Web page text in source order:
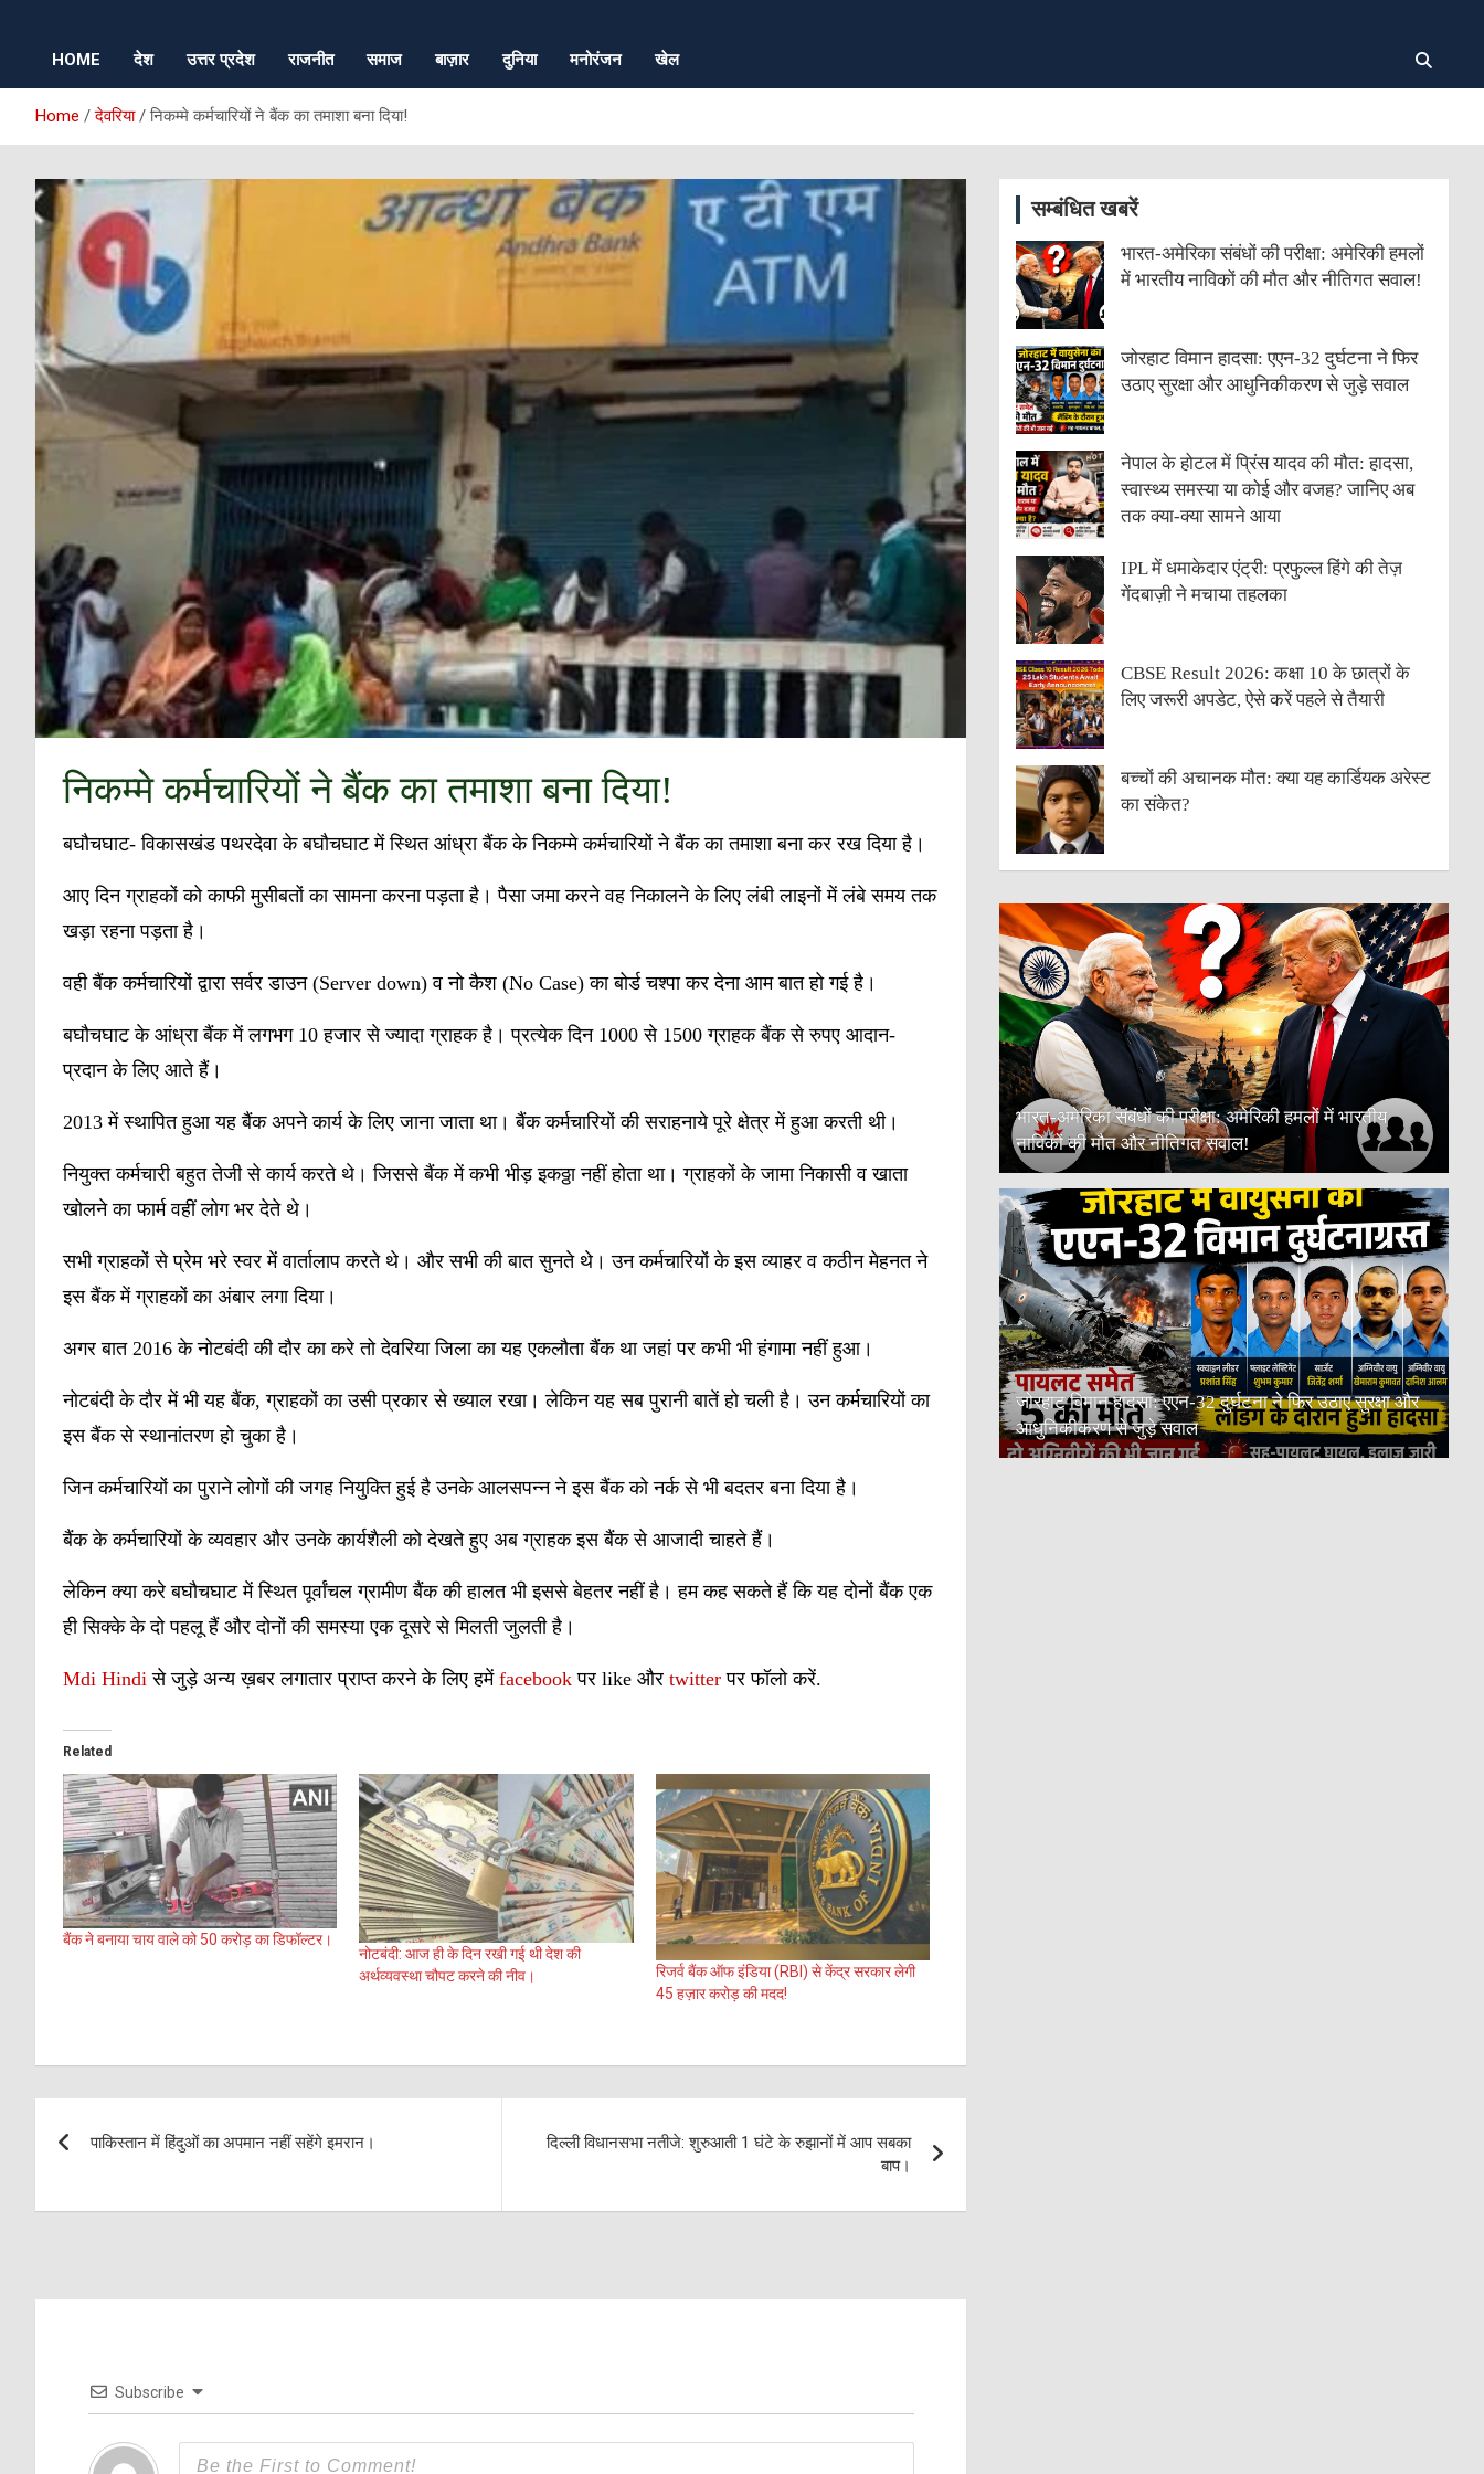
HOME देश उत्तर प्रदेश राजनीत समाज बाज़ार दुनिया मनोरंजन खेल
Home देवरिया निकम्मे कर्मचारियों ने बैंक का तमाशा बना दिया!
निकम्मे कर्मचारियों ने बैंक का तमाशा बना दिया!
बघौचघाट- विकासखंड पथरदेवा के बघौचघाट में स्थित आंध्रा बैंक के निकम्मे कर्मचारियों ने बैंक का तमाशा बना कर रख दिया है।
आए दिन ग्राहकों को काफी मुसीबतों का सामना करना पड़ता है। पैसा जमा करने वह निकालने के लिए लंबी लाइनों में लंबे समय तक
खड़ा रहना पड़ता है।
वही बैंक कर्मचारियों द्वारा सर्वर डाउन (Server down) व नो कैश (No Case) का बोर्ड चश्पा कर देना आम बात हो गई है।
बघौचघाट के आंध्रा बैंक में लगभग 10 हजार से ज्यादा ग्राहक है। प्रत्येक दिन 1000 से 1500 ग्राहक बैंक से रुपए आदान-
प्रदान के लिए आते हैं।
2013 में स्थापित हुआ यह बैंक अपने कार्य के लिए जाना जाता था। बैंक कर्मचारियों की सराहनाये पूरे क्षेत्र में हुआ करती थी।
नियुक्त कर्मचारी बहुत तेजी से कार्य करते थे। जिससे बैंक में कभी भीड़ इकठ्ठा नहीं होता था। ग्राहकों के जामा निकासी व खाता
खोलने का फार्म वहीं लोग भर देते थे।
सभी ग्राहकों से प्रेम भरे स्वर में वार्तालाप करते थे। और सभी की बात सुनते थे। उन कर्मचारियों के इस व्याहर व कठीन मेहनत ने
इस बैंक में ग्राहकों का अंबार लगा दिया।
अगर बात 2016 के नोटबंदी की दौर का करे तो देवरिया जिला का यह एकलौता बैंक था जहां पर कभी भी हंगामा नहीं हुआ।
नोटबंदी के दौर में भी यह बैंक, ग्राहकों का उसी प्रकार से ख्याल रखा। लेकिन यह सब पुरानी बातें हो चली है। उन कर्मचारियों का
इस बैंक से स्थानांतरण हो चुका है।
जिन कर्मचारियों का पुराने लोगों की जगह नियुक्ति हुई है उनके आलसपन्न ने इस बैंक को नर्क से भी बदतर बना दिया है।
बैंक के कर्मचारियों के व्यवहार और उनके कार्यशैली को देखते हुए अब ग्राहक इस बैंक से आजादी चाहते हैं।
लेकिन क्या करे बघौचघाट में स्थित पूर्वांचल ग्रामीण बैंक की हालत भी इससे बेहतर नहीं है। हम कह सकते हैं कि यह दोनों बैंक एक
ही सिक्के के दो पहलू हैं और दोनों की समस्या एक दूसरे से मिलती जुलती है।
Mdi Hindi से जुड़े अन्य ख़बर लगातार प्राप्त करने के लिए हमें facebook पर like और twitterपर फॉलो करें.
Related
बैंक ने बनाया चाय वाले को 50 करोड़ का डिफॉल्टर।
नोटबंदी: आज ही के दिन रखी गई थी देश की
अर्थव्यवस्था चौपट करने की नीव।
रिजर्व बैंक ऑफ इंडिया (RBI) से केंद्र सरकार लेगी
45 हज़ार करोड़ की मदद!
पाकिस्तान में हिंदुओं का अपमान नहीं सहेंगे इमरान।
दिल्ली विधानसभा नतीजे: शुरुआती 1 घंटे के रुझानों में आप सबका
बाप।
Subscribe
सम्बंधित खबरें
भारत-अमेरिका संबंधों की परीक्षा: अमेरिकी हमलों
में भारतीय नाविकों की मौत और नीतिगत सवाल!
जोरहाट विमान हादसा: एएन-32 दुर्घटना ने फिर
उठाए सुरक्षा और आधुनिकीकरण से जुड़े सवाल
नेपाल के होटल में प्रिंस यादव की मौत: हादसा,
स्वास्थ्य समस्या या कोई और वजह? जानिए अब
तक क्या-क्या सामने आया
IPL में धमाकेदार एंट्री: प्रफुल्ल हिंगे की तेज़
गेंदबाज़ी ने मचाया तहलका
CBSE Result 2026: कक्षा 10 के छात्रों के
लिए जरूरी अपडेट, ऐसे करें पहले से तैयारी
बच्चों की अचानक मौत: क्या यह कार्डियक अरेस्ट
का संकेत?
भारत-अमेरिका संबंधों की परीक्षा: अमेरिकी हमलों में भारतीय
नाविकों की मौत और नीतिगत सवाल!
जोरहाट विमान हादसा: एएन-32 दुर्घटना ने फिर उठाए सुरक्षा और
आधुनिकीकरण से जुड़े सवाल